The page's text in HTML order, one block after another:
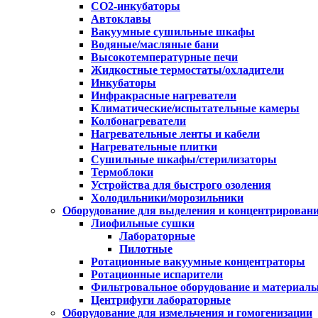
CO2-инкубаторы
Автоклавы
Вакуумные сушильные шкафы
Водяные/масляные бани
Высокотемпературные печи
Жидкостные термостаты/охладители
Инкубаторы
Инфракрасные нагреватели
Климатические/испытательные камеры
Колбонагреватели
Нагревательные ленты и кабели
Нагревательные плитки
Сушильные шкафы/стерилизаторы
Термоблоки
Устройства для быстрого озоления
Холодильники/морозильники
Оборудование для выделения и
Лиофильные сушки
Лабораторные
Пилотные
Ротационные вакуумные концентраторы
Ротационные испарители
Фильтровальное оборудование и
Центрифуги лабораторные
Оборудование для измельчения и гомогенизации